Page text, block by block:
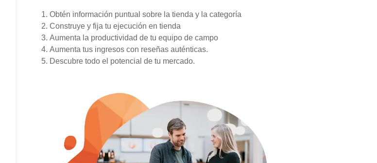
Obtén información puntual sobre la tienda y la categoría
Construye y fija tu ejecución en tienda
Aumenta la productividad de tu equipo de campo
Aumenta tus ingresos con reseñas auténticas.
Descubre todo el potencial de tu mercado.